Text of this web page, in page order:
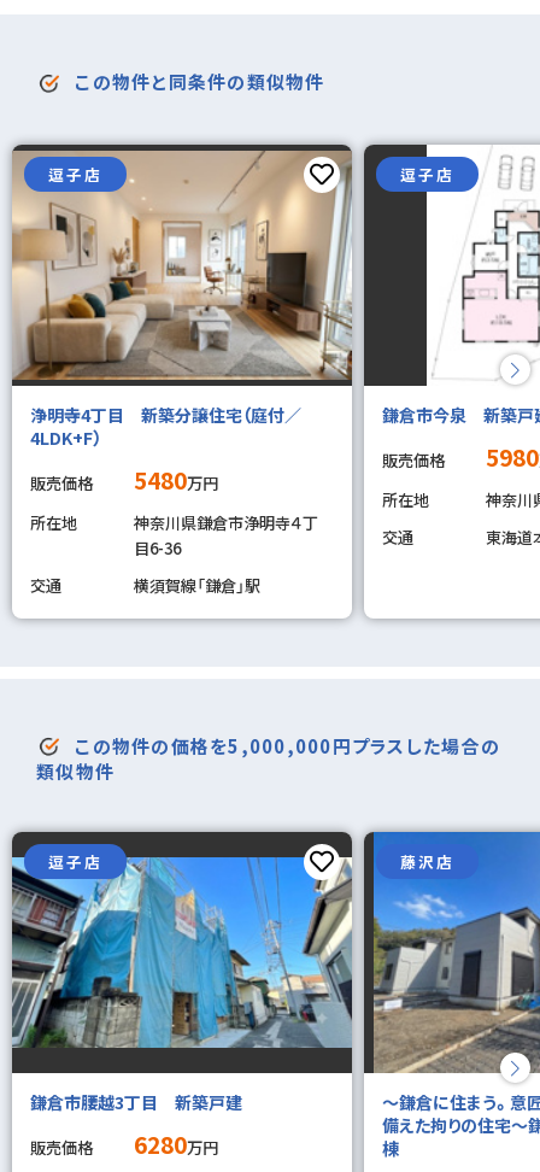
この物件と同条件の類似物件
逗子店
浄明寺4丁目 新築分譲住宅（庭付／
4LDK+F）
販売価格 5480万円
所在地
神奈川県鎌倉市浄明寺４丁
目6-36
交通
横須賀線「鎌倉」駅
逗子店
鎌倉市今泉 新築戸
販売価格 5980
所在地
神奈川
交通
東海道
この物件の価格を5,000,000円プラスした場合の
類似物件
逗子店
鎌倉市腰越3丁目 新築戸建
販売価格 6280万円
藤沢店
～鎌倉に住まう。意
備えた拘りの住宅～
棟